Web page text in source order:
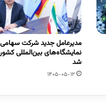
مدیرعامل جدید شرکت سهامی
نمایشگاه‌های بین‌المللی
شد
1405-05-12